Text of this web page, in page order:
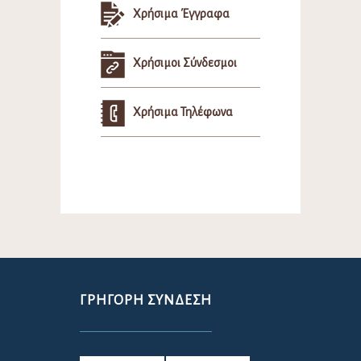
Χρήσιμα Έγγραφα
Χρήσιμοι Σύνδεσμοι
Χρήσιμα Τηλέφωνα
ΓΡΉΓΟΡΗ ΣΎΝΔΕΣΗ